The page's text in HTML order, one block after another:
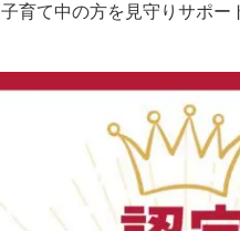
子育て中の方を見守りサポー